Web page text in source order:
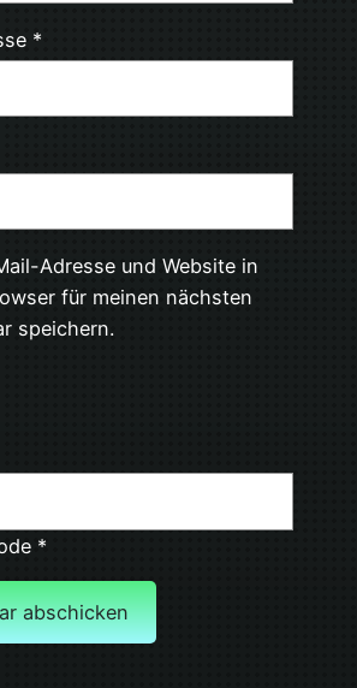
*
Adresse und Website in
für meinen nächsten
speichern.
*